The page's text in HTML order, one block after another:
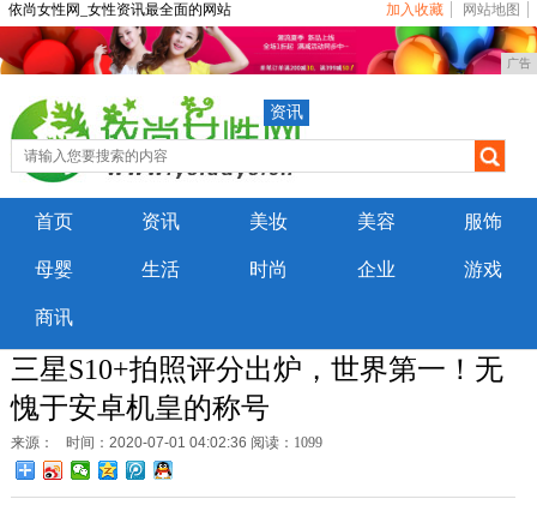
依尚女性网_女性资讯最全面的网站 加入收藏 网站地图
广告
资讯
首页 资讯 美妆 美容 服饰
母婴 生活 时尚 企业 游戏
商讯
三星S10+拍照评分出炉，世界第一！无
愧于安卓机皇的称号
来源： 时间：2020-07-01 04:02:36 阅读：1099